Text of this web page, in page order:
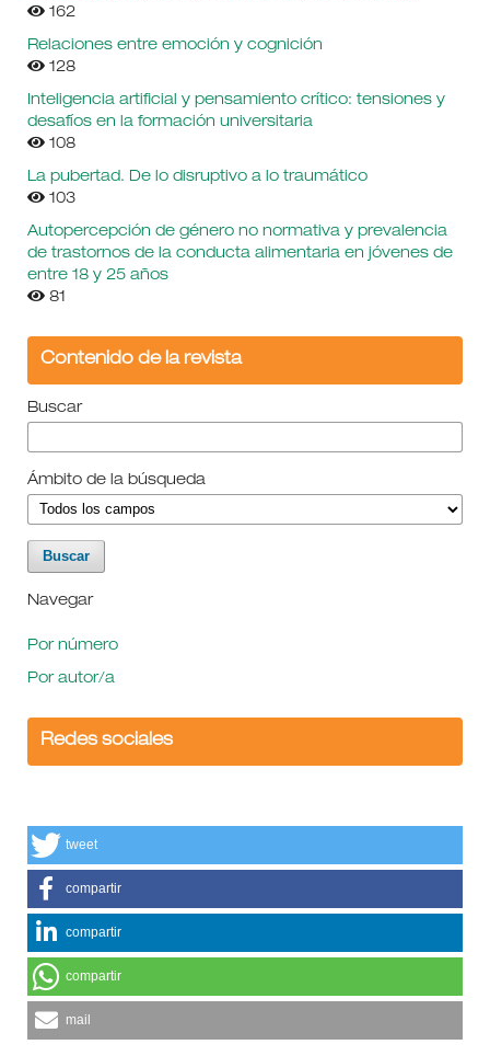
162
Relaciones entre emoción y cognición
128
Inteligencia artificial y pensamiento crítico: tensiones y
desafíos en la formación universitaria
108
La pubertad. De lo disruptivo a lo traumático
103
Autopercepción de género no normativa y prevalencia
de trastornos de la conducta alimentaria en jóvenes de
entre 18 y 25 años
81
Contenido de la revista
Buscar
Ámbito de la búsqueda
Navegar
Por número
Por autor/a
Redes sociales
tweet
compartir
compartir
compartir
mail